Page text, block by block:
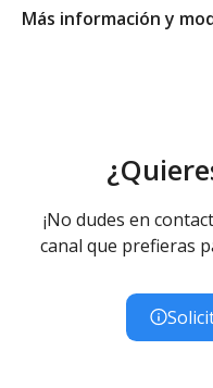
Más información y
Concertado
Educación
Concertado
Educación Especial
¡No dudes en
canal que prefieras